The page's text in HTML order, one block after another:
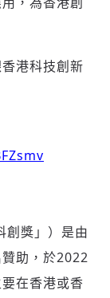
港科技創新
創獎」）是由
助，於2022
在香港或香